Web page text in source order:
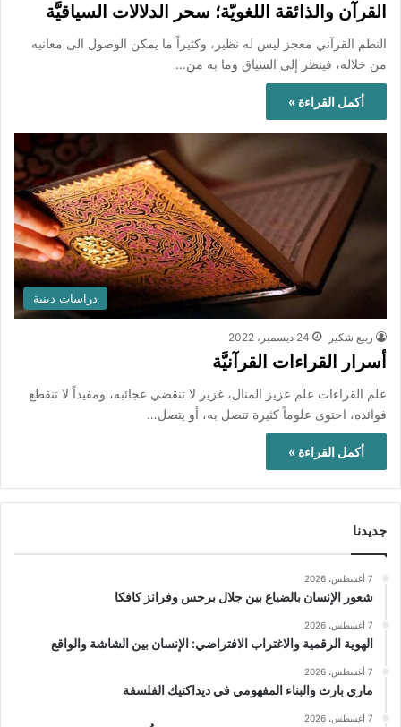
القرآن والذائقة اللغويّة؛ سحر الدلالات السياقيَّة
النظم القرآني معجز ليس له نظير، وكثيراً ما يمكن الوصول الى معانيه
من خلاله، فينظر إلى السياق وما به من…
أكمل القراءة »
دراسات دينية
ربيع شكير 24 ديسمبر، 2022
أسرار القراءات القرآنيَّة
علم القراءات علم عزيز المنال، غزير لا تنقضي عجائبه، ومفيداً لا تنقطع
فوائده، احتوى علوماً كثيرة تتصل به، أو يتصل…
أكمل القراءة »
جديدنا
7 أغسطس، 2026
شعور الإنسان بالضياع بين جلال برجس وفرانز كافكا
7 أغسطس، 2026
الهوية الرقمية والاغتراب الافتراضي: الإنسان بين الشاشة والواقع
7 أغسطس، 2026
ماري بارث والبناء المفهومي في ديداكتيك الفلسفة
7 أغسطس، 2026